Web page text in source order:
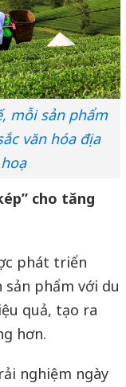
mỗi sản phẩm
văn hóa địa
cho tăng
phát triển
sản phẩm với du
quả, tạo ra
hơn.
nghiệm ngày